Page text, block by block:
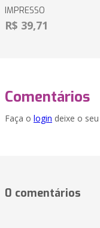
IMPRESSO
R$ 39,71
Comentários
Faça o login deixe o
0 comentários